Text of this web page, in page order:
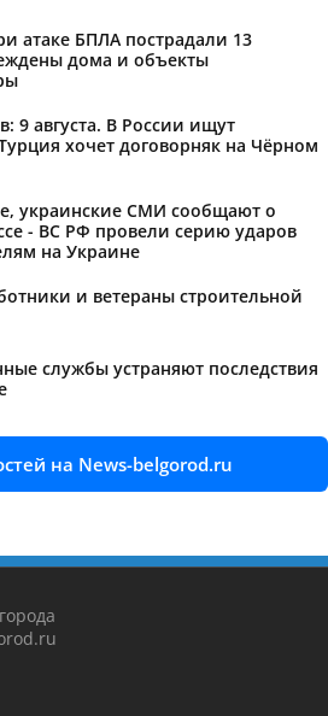
атаке БПЛА пострадали 13
дома и объекты
9 августа. В России ищут
хочет договорняк на Чёрном
украинские СМИ сообщают о
- ВС РФ провели серию ударов
на Украине
и ветераны строительной
службы устраняют последствия
на News-belgorod.ru